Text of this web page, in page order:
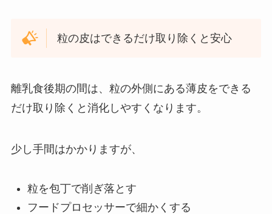
粒の皮はできるだけ取り除くと安心
離乳食後期の間は、粒の外側にある薄皮をできる
だけ取り除くと消化しやすくなります。
少し手間はかかりますが、
粒を包丁で削ぎ落とす
フードプロセッサーで細かくする